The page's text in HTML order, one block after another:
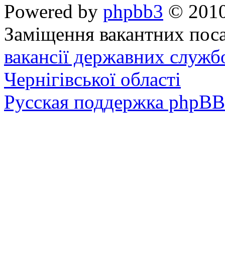
Powered by phpbb3 ©
Заміщення вакантних
вакансії державних
Чернігівської області
Русская поддержка phpBB